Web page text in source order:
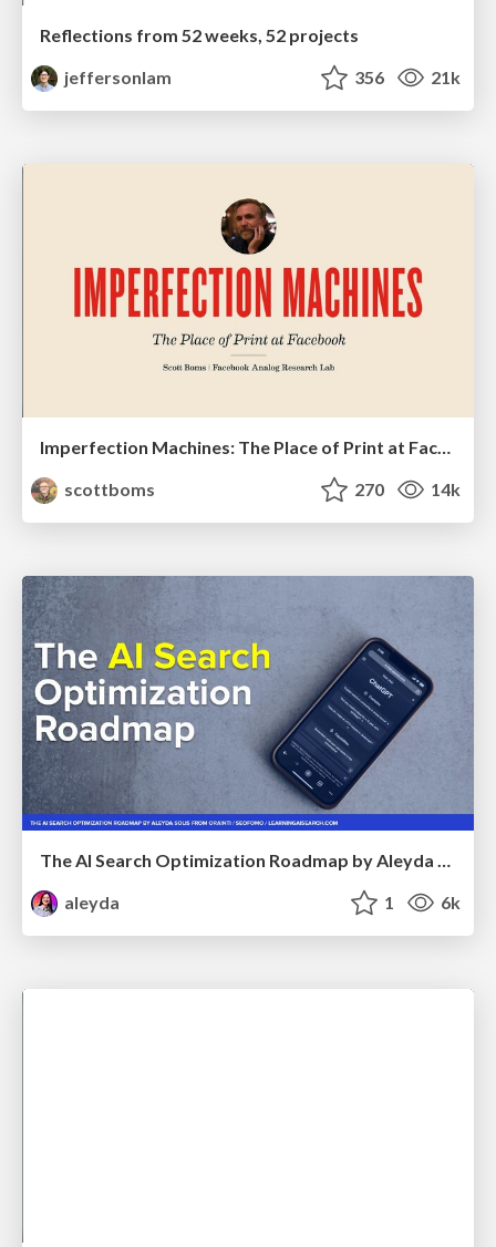
Reflections from 52 weeks, 52 projects
jeffersonlam
356 21k
Imperfection Machines: The Place of Print at Facebook
scottboms
270 14k
The AI Search Optimization Roadmap by Aleyda Solis
aleyda
1 6k